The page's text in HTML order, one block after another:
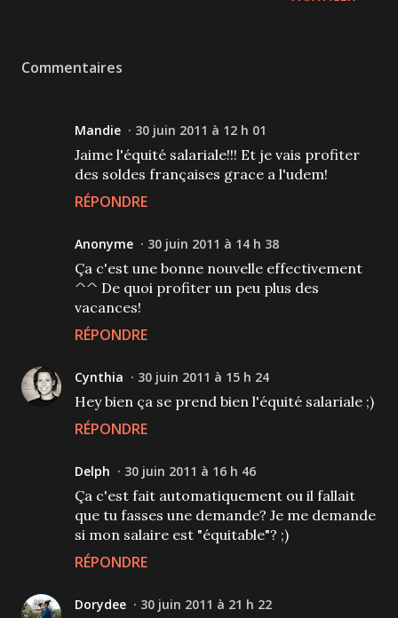
Commentaires
Mandie 30 juin 2011 à 12 h 01
Jaime l'équité salariale!!! Et je vais profiter
des soldes françaises grace a l'udem!
RÉPONDRE
Anonyme 30 juin 2011 à 14 h 38
Ça c'est une bonne nouvelle effectivement
^^ De quoi profiter un peu plus des
vacances!
RÉPONDRE
Cynthia 30 juin 2011 à 15 h 24
Hey bien ça se prend bien l'équité salariale ;)
RÉPONDRE
Delph 30 juin 2011 à 16 h 46
Ça c'est fait automatiquement ou il fallait
que tu fasses une demande? Je me demande
si mon salaire est "équitable"? ;)
RÉPONDRE
Dorydee 30 juin 2011 à 21 h 22